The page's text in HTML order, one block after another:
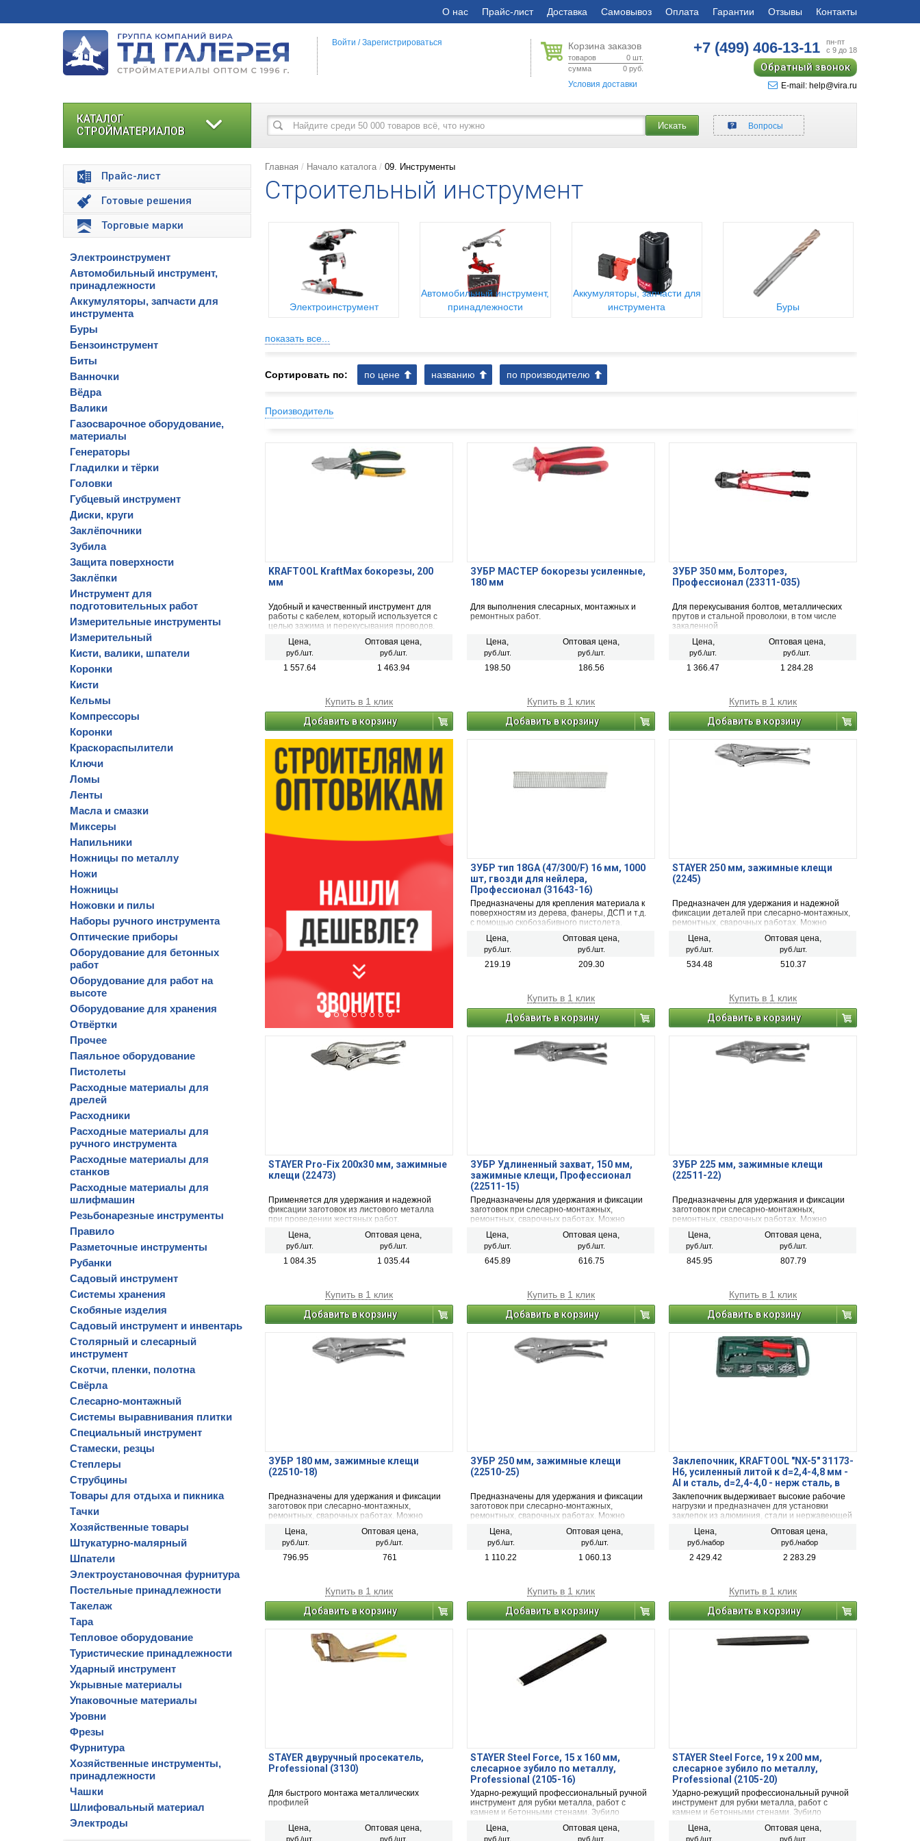
О нас Прайс-лист Доставка Самовывоз Оплата Гарантии Отзывы Контакты
Корзина заказов
товаров 0 шт.
сумма
0 руб.
Условия доставки
+7 (499)406-13-11
пн-пт
с 9 до 18
Обратный звонок
E-mail: help@vira.ru
Войти /Зарегистрироваться
КАТАЛОГ
СТРОЙМАТЕРИАЛОВ
Прайс-лист
Готовые решения
Торговые марки
Электроинструмент
Автомобильный инструмент,
принадлежности
Аккумуляторы, запчасти для
инструмента
Буры
Бензоинструмент
Биты
Ванночки
Вёдра
Валики
Газосварочное оборудование,
материалы
Генераторы
Гладилки и тёрки
Головки
Губцевый инструмент
Диски, круги
Заклёпочники
Зубила
Защита поверхности
Заклёпки
Инструмент для
подготовительных работ
Измерительные инструменты
Измерительный
Кисти, валики, шпатели
Коронки
Кисти
Кельмы
Компрессоры
Коронки
Краскораспылители
Ключи
Ломы
Ленты
Масла и смазки
Миксеры
Напильники
Ножницы по металлу
Ножи
Ножницы
Ножовки и пилы
Наборы ручного инструмента
Оптические приборы
Оборудование для бетонных
работ
Оборудование для работ на
высоте
Оборудование для хранения
Отвёртки
Прочее
Паяльное оборудование
Пистолеты
Расходные материалы для
дрелей
Расходники
Расходные материалы для
ручного инструмента
Расходные материалы для
станков
Расходные материалы для
шлифмашин
Резьбонарезные инструменты
Правило
Разметочные инструменты
Рубанки
Садовый инструмент
Системы хранения
Скобяные изделия
Садовый инструмент и инвентарь
Столярный и слесарный
инструмент
Скотчи, пленки, полотна
Свёрла
Слесарно-монтажный
Системы выравнивания плитки
Специальный инструмент
Стамески, резцы
Степлеры
Струбцины
Товары для отдыха и пикника
Тачки
Хозяйственные товары
Штукатурно-малярный
Шпатели
Электроустановочная фурнитура
Постельные принадлежности
Такелаж
Тара
Тепловое оборудование
Туристические принадлежности
Ударный инструмент
Укрывные материалы
Упаковочные материалы
Уровни
Фрезы
Фурнитура
Хозяйственные инструменты,
принадлежности
Чашки
Шлифовальный материал
Электроды
Искать Вопросы
Главная Начало каталога 09. Инструменты
Строительный инструмент
Электроинструмент
Автомобильный инструмент,
принадлежности
Аккумуляторы, запчасти для
инструмента
Буры
показать все...
Сортировать по: по цене названию по производителю
Производитель
KRAFTOOL KraftMax бокорезы, 200
мм
Удобный и качественный инструмент для
работы с кабелем, который используется с
целью зажима и перекусывания проводов.
Цена,
руб./шт.
Оптовая цена,
руб./шт.
1 557.64 1 463.94
Купить в 1 клик
Добавить в корзину
ЗУБР МАСТЕР бокорезы усиленные,
180 мм
Для выполнения слесарных, монтажных и
ремонтных работ.
Цена,
руб./шт.
Оптовая цена,
руб./шт.
198.50 186.56
Купить в 1 клик
Добавить в корзину
ЗУБР 350 мм, Болторез,
Профессионал (23311-035)
Для перекусывания болтов, металлических
прутов и стальной проволоки, в том числе
закаленной
Цена,
руб./шт.
Оптовая цена,
руб./шт.
1 366.47 1 284.28
Купить в 1 клик
Добавить в корзину
ЗУБР тип 18GA (47/300/F) 16 мм, 1000
шт, гвозди для нейлера,
Профессионал (31643-16)
Предназначены для крепления материала к
поверхностям из дерева, фанеры, ДСП и т.д.
с помощью скобозабивного пистолета.
Цена,
руб./шт.
Оптовая цена,
руб./шт.
219.19 209.30
Купить в 1 клик
Добавить в корзину
STAYER 250 мм, зажимные клещи
(2245)
Предназначен для удержания и надежной
фиксации деталей при слесарно-монтажных,
ремонтных, сварочных работах. Можно
разводного ключа.
Цена,
руб./шт.
Оптовая цена,
руб./шт.
534.48 510.37
Купить в 1 клик
Добавить в корзину
STAYER Pro-Fix 200х30 мм, зажимные
клещи (22473)
Применяется для удержания и надежной
фиксации заготовок из листового металла
при проведении жестяных работ.
Цена,
руб./шт.
Оптовая цена,
руб./шт.
1 084.35 1 035.44
Купить в 1 клик
Добавить в корзину
ЗУБР Удлиненный захват, 150 мм,
зажимные клещи, Профессионал
(22511-15)
Предназначены для удержания и фиксации
заготовок при слесарно-монтажных,
ремонтных, сварочных работах. Можно
разводного ключа.
Цена,
руб./шт.
Оптовая цена,
руб./шт.
645.89 616.75
Купить в 1 клик
Добавить в корзину
ЗУБР 225 мм, зажимные клещи
(22511-22)
Предназначены для удержания и фиксации
заготовок при слесарно-монтажных,
ремонтных, сварочных работах. Можно
разводного ключа.
Цена,
руб./шт.
Оптовая цена,
руб./шт.
845.95 807.79
Купить в 1 клик
Добавить в корзину
ЗУБР 180 мм, зажимные клещи
(22510-18)
Предназначены для удержания и фиксации
заготовок при слесарно-монтажных,
ремонтных, сварочных работах. Можно
разводного ключа.
Цена,
руб./шт.
Оптовая цена,
руб./шт.
796.95 761
Купить в 1 клик
Добавить в корзину
ЗУБР 250 мм, зажимные клещи
(22510-25)
Предназначены для удержания и фиксации
заготовок при слесарно-монтажных,
ремонтных, сварочных работах. Можно
разводного ключа.
Цена,
руб./шт.
Оптовая цена,
руб./шт.
1 110.22 1 060.13
Купить в 1 клик
Добавить в корзину
Заклепочник, KRAFTOOL "NX-5" 31173-
H6, усиленный литой к d=2,4-4,8 мм -
Al и сталь, d=2,4-4,0 - нерж сталь, в
боксе, с набором заклепок
Заклепочник выдерживает высокие рабочие
нагрузки и предназначен для установки
заклепок из алюминия, стали и нержавеющей
Цена,
руб./набор
Оптовая цена,
руб./набор
2 429.42 2 283.29
Купить в 1 клик
Добавить в корзину
STAYER двуручный просекатель,
Professional (3130)
Для быстрого монтажа металлических
профилей
Цена,
руб./шт.
Оптовая цена,
руб./шт.
STAYER Steel Force, 15 х 160 мм,
слесарное зубило по металлу,
Professional (2105-16)
Ударно-режущий профессиональный ручной
инструмент для рубки металла, работ с
камнем и бетонными стенами. Зубило
из высокопрочной хромованадиевой стали,
Цена,
руб./шт.
Оптовая цена,
руб./шт.
STAYER Steel Force, 19 х 200 мм,
слесарное зубило по металлу,
Professional (2105-20)
Ударно-режущий профессиональный ручной
инструмент для рубки металла, работ с
камнем и бетонными стенами. Зубило
из высокопрочной хромованадиевой стали,
Цена,
руб./шт.
Оптовая цена,
руб./шт.